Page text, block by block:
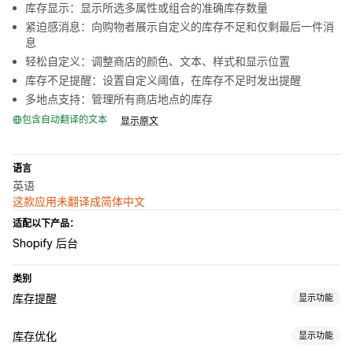
库存显示：显示所选多属性或组合的准确库存数量
紧迫感消息：向购物者展示自定义的库存不足和仅剩最后一件消
息
轻松自定义：调整商店的颜色、文本、样式和显示位置
库存不足提醒：设置自定义阈值，在库存不足时发出提醒
多地点支持：管理所有商店地点的库存
包含自动翻译的文本 显示原文
语言
英语
这款应用未翻译成简体中文
适配以下产品：
Shopify 后台
类别
库存提醒 显示功能
通知
库存优化 显示功能